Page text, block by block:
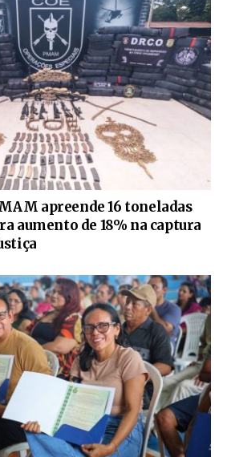
apreende 16 toneladas
aumento de 18% na captura